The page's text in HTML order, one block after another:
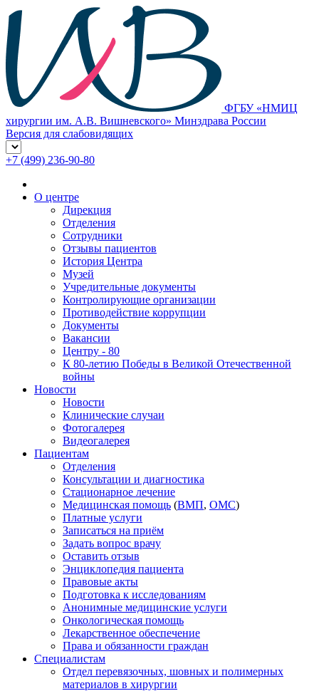
ФГБУ «НМИЦ
хирургии им. А.В. Вишневского» Минздрава России
Версия для слабовидящих
+7 (499) 236-90-80
О центре
Дирекция
Отделения
Сотрудники
Отзывы пациентов
История Центра
Музей
Учредительные документы
Контролирующие организации
Противодействие коррупции
Документы
Вакансии
Центру - 80
К 80-летию Победы в Великой Отечественной
войны
Новости
Новости
Клинические случаи
Фотогалерея
Видеогалерея
Пациентам
Отделения
Консультации и диагностика
Стационарное лечение
Медицинская помощь (ВМП, ОМС)
Платные услуги
Записаться на приём
Задать вопрос врачу
Оставить отзыв
Энциклопедия пациента
Правовые акты
Подготовка к исследованиям
Анонимные медицинские услуги
Онкологическая помощь
Лекарственное обеспечение
Права и обязанности граждан
Специалистам
Отдел перевязочных, шовных и полимерных
материалов в хирургии